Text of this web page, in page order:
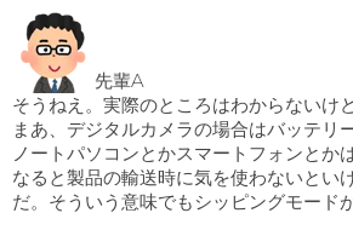
先輩A
そうねえ。実際のところはわからないけど
まあ、デジタルカメラの場合はバッテリ
ノートパソコンとかスマートフォンとか
なると製品の輸送時に気を使わないとい
だ。そういう意味でもシッピングモード